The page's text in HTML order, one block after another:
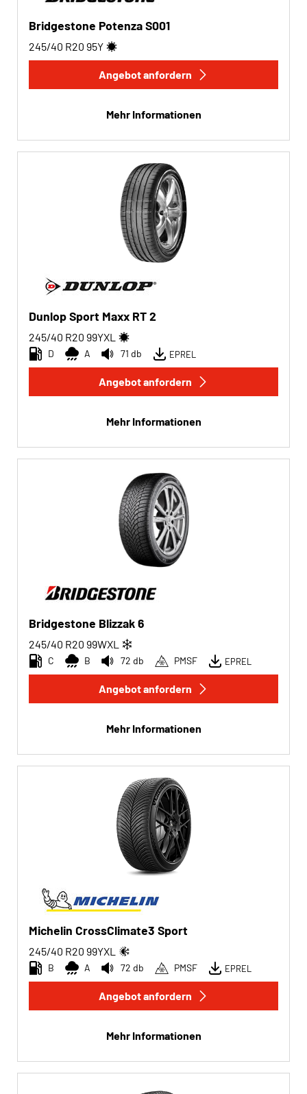
Bridgestone Potenza S001
245/40 R20 95Y
Angebot anfordern
Mehr Informationen
Dunlop Sport Maxx RT 2
245/40 R20 99YXL
D A 71 db EPREL
Angebot anfordern
Mehr Informationen
Bridgestone Blizzak 6
245/40 R20 99WXL
C B 72 db PMSF EPREL
Angebot anfordern
Mehr Informationen
Michelin CrossClimate3 Sport
245/40 R20 99YXL
B A 72 db PMSF EPREL
Angebot anfordern
Mehr Informationen